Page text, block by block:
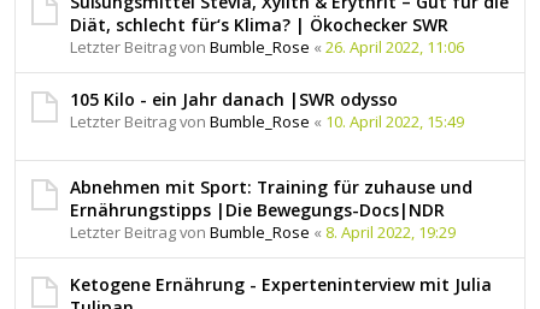
Diät, schlecht für‘s Klima? | Ökochecker SWR
Letzter Beitrag von Bumble_Rose « 26. April 2022, 11:06
105 Kilo - ein Jahr danach |SWR odysso
Letzter Beitrag von Bumble_Rose « 10. April 2022, 15:49
Abnehmen mit Sport: Training für zuhause und
Ernährungstipps |Die Bewegungs-Docs|NDR
Letzter Beitrag von Bumble_Rose « 8. April 2022, 19:29
Ketogene Ernährung - Experteninterview mit Julia